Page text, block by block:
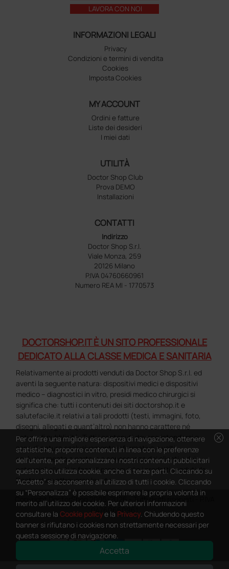
LAVORA CON NOI
INFORMAZIONI LEGALI
Privacy
Condizioni e termini di vendita
Cookies
Imposta Cookies
MY ACCOUNT
Ordini e fatture
Liste dei desideri
I miei dati
UTILITÀ
Doctor Shop Club
Prova DEMO
Installazioni
CONTATTI
Indirizzo
Doctor Shop S.r.l.
Viale Monza, 259
20126 Milano
P.IVA 04760660961
Numero REA MI - 1770573
DOCTORSHOP.IT È UN SITO PROFESSIONALE
DEDICATO ALLA CLASSE MEDICA E SANITARIA
Relativamente ai prodotti venduti da Doctor Shop S.r.l. ed
aventi la seguente natura: dispositivi medici e dispositivi
medico – diagnostici in vitro, presidi medico chirurgici si
significa che: tutti i contenuti dei siti doctorshop.it e
salutefacile.it relativi a tali prodotti (testi, immagini, foto,
disegni, allegati e quant’altro) non hanno carattere né
natura di pubblicità. Tutti i contenuti devono intendersi e
sono di natura esclusivamente informativa e volti
esclusivamente a portare a conoscenza dei clienti e dei
potenziali clienti in fase di preacquisto i prodotti venduti da
Doctorshop attraverso la rete.
Copyright DoctorShop 2005-2026 - Tutti diritti riservati - P.IVA
04760660961
cancel
Per offrire una migliore esperienza di navigazione, ottenere
statistiche, proporre contenuti in linea con le preferenze
dell'utente, per personalizzare i nostri contenuti pubblicitari
questo sito utilizza cookie, anche di terze parti. Cliccando su
“Accetto” si acconsente all'utilizzo di tutti i cookie. Cliccando
su “Personalizza” è possibile esprimere la propria volontà in
merito all'utilizzo dei cookie. Per ulteriori informazioni
consultare la Cookie policye la Privacy. Chiudendo questo
banner si rifiutano i cookies non strettamente necessari per
questa sessione di navigazione.
Accetta